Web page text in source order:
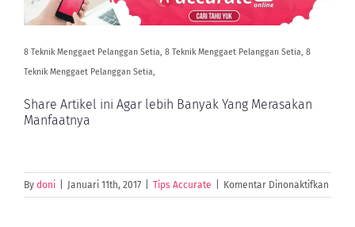
8 Teknik Menggaet Pelanggan Setia, 8 Teknik Menggaet Pelanggan Setia, 8
Teknik Menggaet Pelanggan Setia,
Share Artikel ini Agar lebih Banyak Yang Merasakan
Manfaatnya
By doni Januari 11th, 2017 Tips Accurate Komentar Dinonaktifkan
8